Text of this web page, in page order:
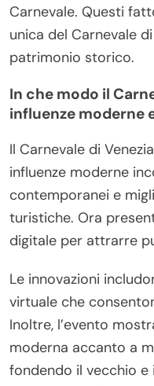
Carnevale. Questi
unica del Carnevale
patrimonio storico.
In che modo il
influenze moderne
Il Carnevale di
influenze moderne
contemporanei e
turistiche. Ora
digitale per attrarre
Le innovazioni
virtuale che
Inoltre, l’evento
moderna accanto a
fondendo il vecchio